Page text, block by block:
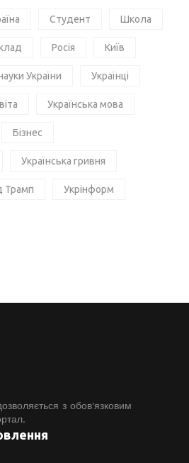
Студент Школа
Росія Київ
України Українці
Українська мова
Бізнес
Українська гривня
Трамп Укрінформ
з обов'язковим